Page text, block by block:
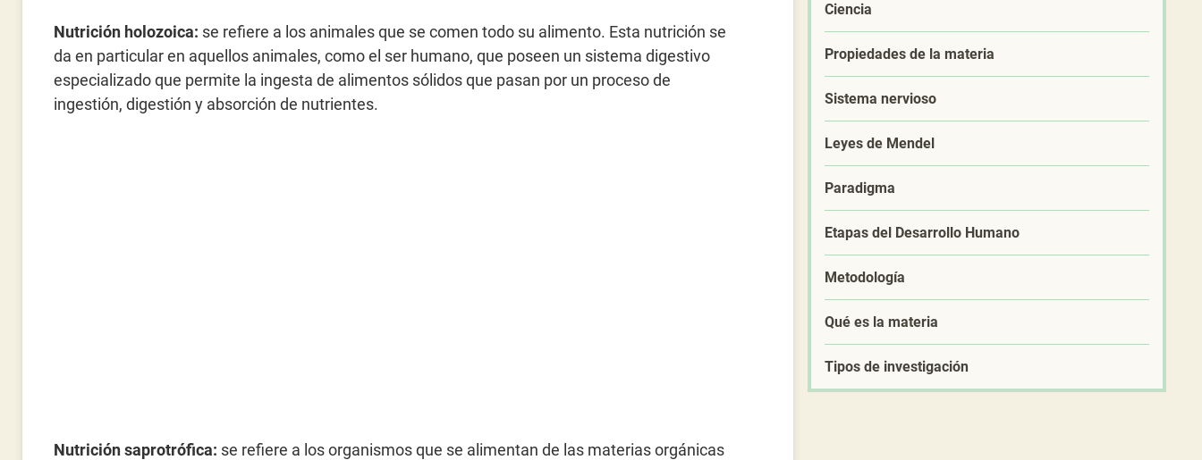
Nutrición holozoica: se refiere a los animales que se comen todo su alimento. Esta nutrición se
da en particular en aquellos animales, como el ser humano, que poseen un sistema digestivo
especializado que permite la ingesta de alimentos sólidos que pasan por un proceso de
ingestión, digestión y absorción de nutrientes.
Nutrición saprotrófica: se refiere a los organismos que se alimentan de las materias orgánicas
Ciencia
Propiedades de la materia
Sistema nervioso
Leyes de Mendel
Paradigma
Etapas del Desarrollo Humano
Metodología
Qué es la materia
Tipos de investigación